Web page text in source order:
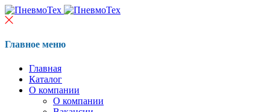
Главное меню
Главная
Каталог
О компании
О компании